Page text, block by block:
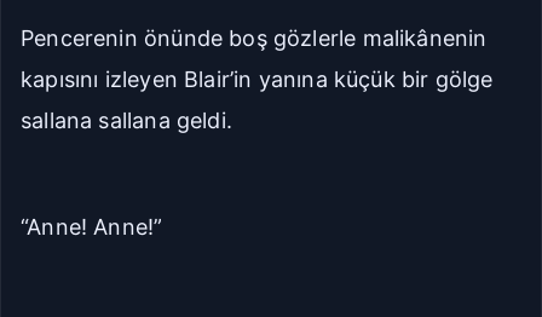
Pencerenin önünde boş gözlerle malikânenin
kapısını izleyen Blair’in yanına küçük bir gölge
sallana sallana geldi.
“Anne! Anne!”